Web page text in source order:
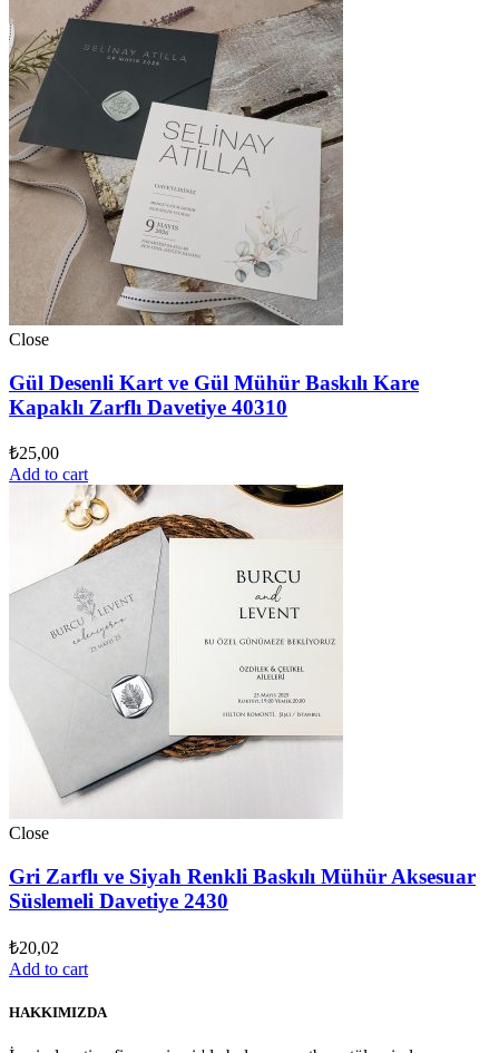
Close
Gül Desenli Kart ve Gül Mühür Baskılı Kare
Kapaklı Zarflı Davetiye 40310
₺25,00
Add to cart
Close
Gri Zarflı ve Siyah Renkli Baskılı Mühür Aksesuar
Süslemeli Davetiye 2430
₺20,02
Add to cart
HAKKIMIZDA